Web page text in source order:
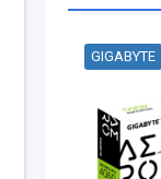
GIGABYTE